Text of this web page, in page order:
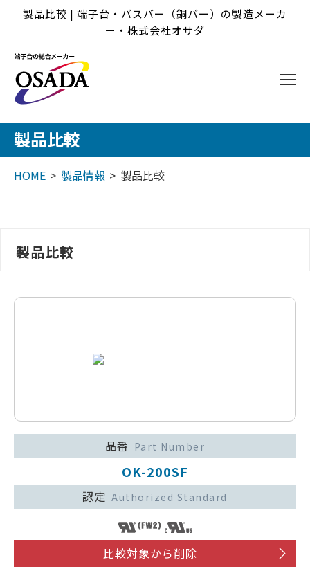
製品比較 | 端子台・バスバー（銅バー）の製造メーカ
ー・株式会社オサダ
製品比較
HOME 製品情報 製品比較
製品比較
品番 Part Number
OK-200SF
認定 Authorized Standard
比較対象から削除